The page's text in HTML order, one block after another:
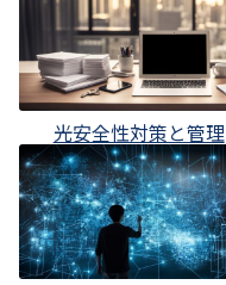
光安全性対策と管理